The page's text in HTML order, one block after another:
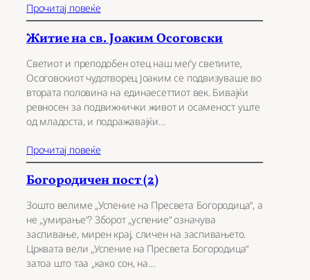
Прочитај повеќе
Житие на св. Јоаким Осоговски
Светиот и преподобен отец наш меѓу светиите,
Осоговскиот чудотворец Јоаким се подвизуваше во
втората половина на единаесеттиот век. Бивајќи
ревносен за подвижнички живот и осаменост уште
од младоста, и подражавајќи…
Прочитај повеќе
Богородичен пост (2)
Зошто велиме „Успение на Пресвета Богородица“, а
не „умирање“? Зборот „успение“ означува
заспивање, мирен крај, сличен на заспивањето.
Црквата вели „Успение на Пресвета Богородица“
затоа што таа „како сон, на…